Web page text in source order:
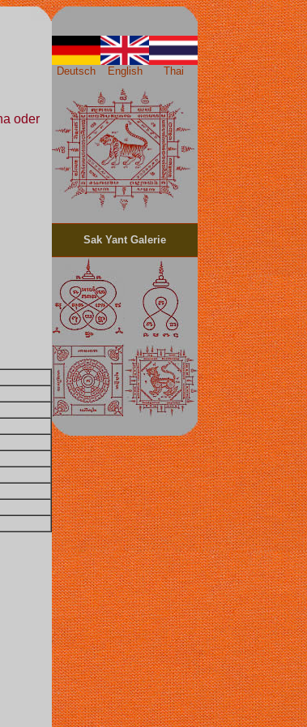
oder
Deutsch English Thai
Sak Yant Galerie